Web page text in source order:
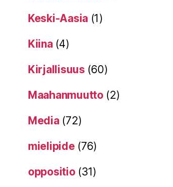
Keski-Aasia (1)
Kiina(4)
Kirjallisuus (60)
Maahanmuutto(2)
Media(72)
mielipide (76)
oppositio(31)